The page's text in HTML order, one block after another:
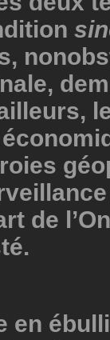
de
en